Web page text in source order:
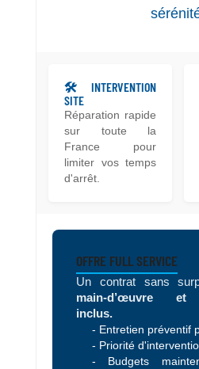
🛠 INTERVENTION
SITE
Réparation rapide
sur toute la
France pour
limiter vos temps
d'arrêt.
OFFRE FULL SERVICE
Un contrat sans
main-d’œuvre et
inclus.
- Entretien préventif
- Priorité
- Budgets